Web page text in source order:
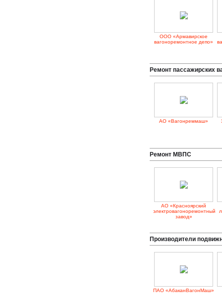
ООО «Армавирское
вагоноремонтное депо»
Ремонт пассажирских
АО «Вагонреммаш»
Ремонт МВПС
АО «Красноярский
электровагоноремонтный
завод»
Производители
ПАО «АбаканВагонМаш»